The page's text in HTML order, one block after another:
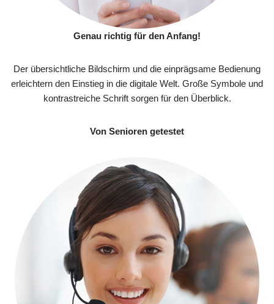
Genau richtig für den Anfang!
Der übersichtliche Bildschirm und die einprägsame Bedienung
erleichtern den Einstieg in die digitale Welt. Große Symbole und
kontrastreiche Schrift sorgen für den Überblick.
Von Senioren getestet